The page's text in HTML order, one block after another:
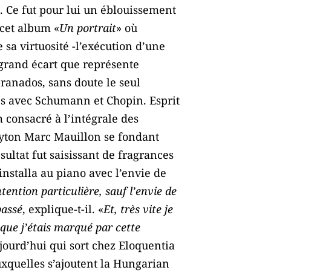
Ce fut pour lui un éblouissement
album «Un portrait» où
virtuosité -l’exécution d’une
écart que représente
sans doute le seul
Schumann et Chopin. Esprit
consacré à l’intégrale des
Marc Mauillon se fondant
fut saisissant de fragrances
au piano avec l’envie de
particulière, sauf l’envie de
, explique-t-il. «Et, très vite je
j’étais marqué par cette
qui sort chez Eloquentia
s’ajoutent la Hungarian